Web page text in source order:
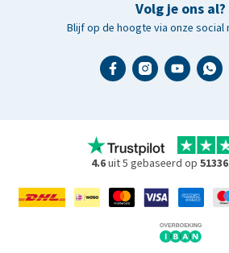
Volg je ons al?
Blijf op de hoogte via onze social
4.6uit 5 gebaseerd op 51336